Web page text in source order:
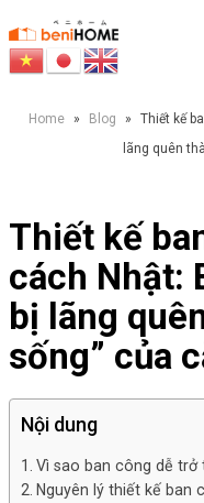
Home » Blog »
Thiết kế
lãng quên
Thiết kế
cách Nhật:
bị lãng
sống” của
Nội dung
Vì sao ban công dễ trở
Nguyên lý thiết kế ban